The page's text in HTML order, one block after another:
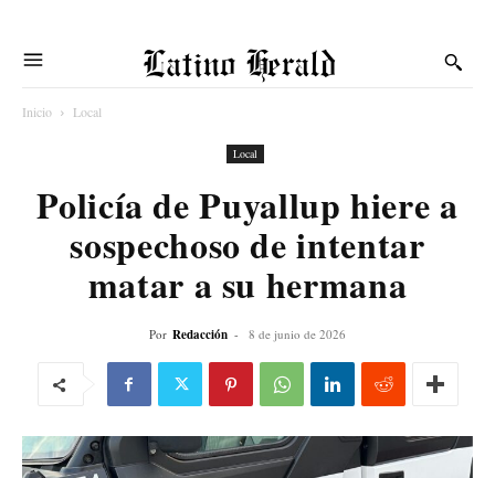
Latino Herald
Inicio Local
Local
Policía de Puyallup hiere a
sospechoso de intentar
matar a su hermana
Por Redacción - 8 de junio de 2026